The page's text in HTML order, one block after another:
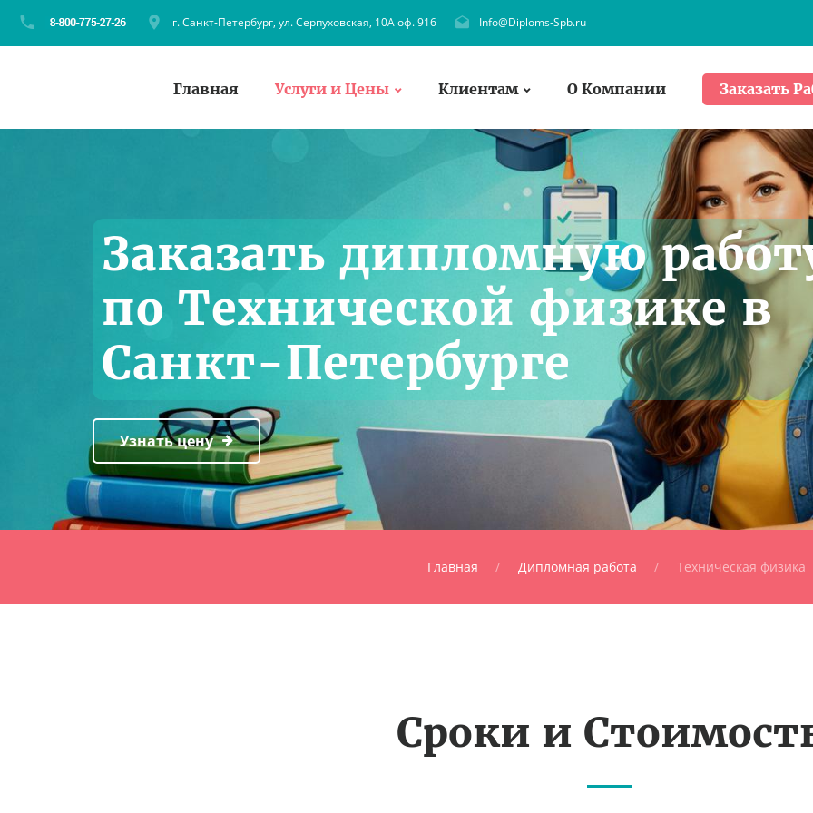
г. Санкт-Петербург, ул. Серпуховская, 10А оф. 916 Info@Diploms-Spb.ru
Главная Услуги и Цены Клиентам О Компании Заказать
Заказать дипломную
по Технической физике в
Санкт-Петербурге
Узнать цену
Главная Дипломная работа Техническая физика
Сроки и